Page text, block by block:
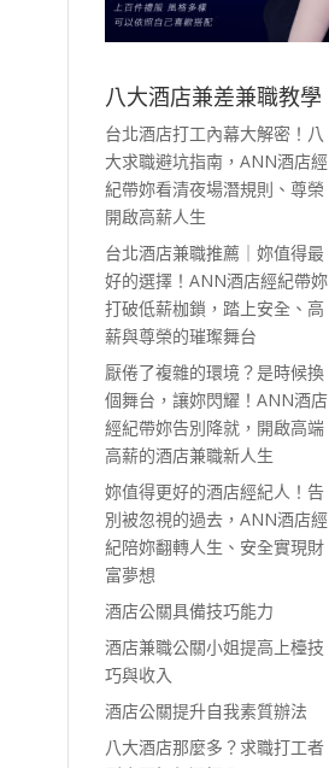
八大酒店兼差兼職教學
台北酒店打工內幕大解密！八
大求職避坑指南，ANN酒店經
紀帶妳看清夜場潛規則、尊榮
開啟高薪人生
台北酒店兼職推薦｜妳值得最
好的選擇！ANN酒店經紀帶妳
打破低薪枷鎖，踏上安全、高
薪與尊榮的璀璨舞台
厭倦了複雜的環境？是時候換
個舞台，讓妳閃耀！ANN酒店
經紀帶妳告別降就，開啟高端
高薪的酒店兼職新人生
妳值得更好的酒店經紀人！告
別被忽視的過去，ANN酒店經
紀陪妳翻轉人生、安全實現財
富夢想
酒店公關具備技巧能力
酒店兼職公關小姐提高上檯技
巧與收入
酒店公關提升自我素質辦法
八大酒店那麼多？求職打工者